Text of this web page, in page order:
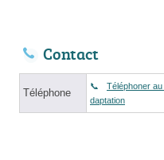
Contact
Téléphone
Téléphoner
daptation